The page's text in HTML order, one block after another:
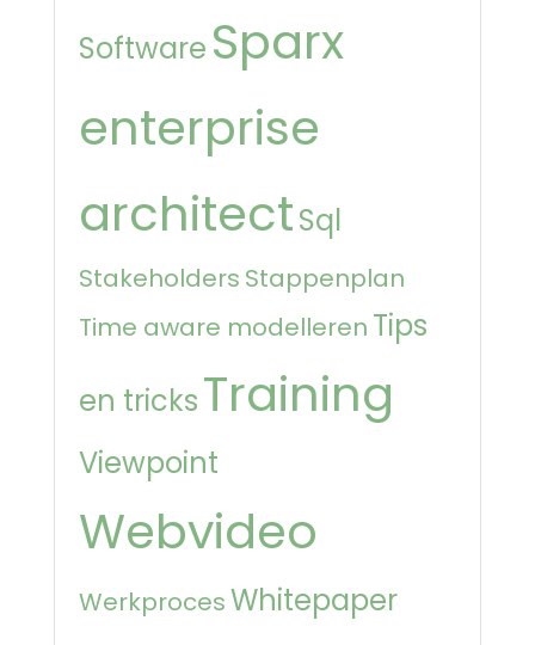
Software Sparx
enterprise
architectSql
Stakeholders Stappenplan
Time aware modelleren Tips
en tricksTraining
Viewpoint
Webvideo
WerkprocesWhitepaper